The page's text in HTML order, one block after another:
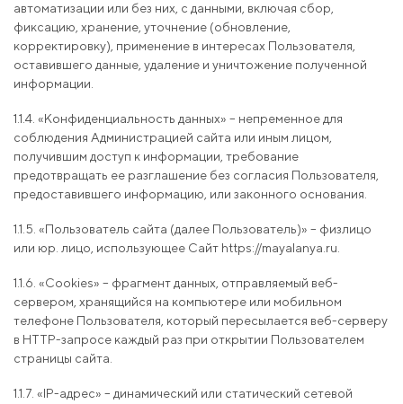
автоматизации или без них, с данными, включая сбор,
фиксацию, хранение, уточнение (обновление,
корректировку), применение в интересах Пользователя,
оставившего данные, удаление и уничтожение полученной
информации.
1.1.4. «Конфиденциальность данных» – непременное для
соблюдения Администрацией сайта или иным лицом,
получившим доступ к информации, требование
предотвращать ее разглашение без согласия Пользователя,
предоставившего информацию, или законного основания.
1.1.5. «Пользователь сайта (далее Пользователь)» – физлицо
или юр. лицо, использующее Сайт https://mayalanya.ru.
1.1.6. «Cookies» – фрагмент данных, отправляемый веб-
сервером, хранящийся на компьютере или мобильном
телефоне Пользователя, который пересылается веб-серверу
в HTTP-запросе каждый раз при открытии Пользователем
страницы сайта.
1.1.7. «IP-адрес» – динамический или статический сетевой